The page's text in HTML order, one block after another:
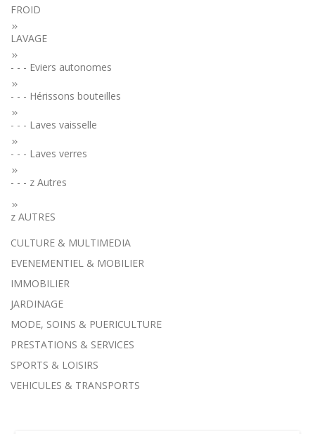
FROID
LAVAGE
- - - Eviers autonomes
- - - Hérissons bouteilles
- - - Laves vaisselle
- - - Laves verres
- - - z Autres
z AUTRES
CULTURE & MULTIMEDIA
EVENEMENTIEL & MOBILIER
IMMOBILIER
JARDINAGE
MODE, SOINS & PUERICULTURE
PRESTATIONS & SERVICES
SPORTS & LOISIRS
VEHICULES & TRANSPORTS